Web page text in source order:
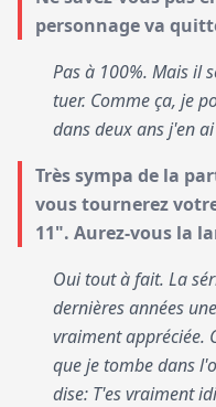
personnage va
Pas à 100%. Mais il
tuer. Comme ça, je
dans deux ans j'en
Très sympa de la
vous tournerez
11". Aurez-vous la
Oui tout à fait. La
dernières années
vraiment appréciée.
que je tombe dans
dise: T'es vraiment